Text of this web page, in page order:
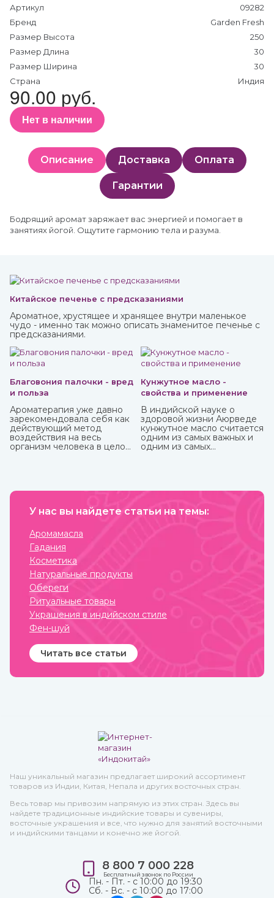
Артикул
09282
Бренд
Garden Fresh
Размер Высота
250
Размер Длина
30
Размер Ширина
30
Страна
Индия
90.00 руб.
Нет в наличии
Описание Доставка Оплата
Гарантии
Бодрящий аромат заряжает вас энергией и помогает в
занятиях йогой. Ощутите гармонию тела и разума.
Китайское печенье с предсказаниями
Ароматное, хрустящее и хранящее внутри маленькое
чудо - именно так можно описать знаменитое печенье с
предсказаниями.
Благовония палочки - вред
и польза
Ароматерапия уже давно
зарекомендовала себя как
действующий метод
воздействия на весь
организм человека в целом:
ароматерапии, бывают
разные составы.
приобрели благовония
палочки за свою простоту
использования и высокое
качество при весьма
приемлемой стоимости.
Кунжутное масло -
свойства и применение
В индийской науке о
здоровой жизни Аюрведе
кунжутное масло считается
одним из самых важных и
одним из самых
применения.
У нас вы найдете статьи на темы:
Аромамасла
Гадания
Косметика
Натуральные продукты
Обереги
Ритуальные товары
Украшения в индийском стиле
Фен-шуй
Читать все статьи
Наш уникальный магазин предлагает широкий ассортимент
товаров из Индии, Китая, Непала и других восточных стран.
Весь товар мы привозим напрямую из этих стран. Здесь вы
найдете традиционные индийские товары и сувениры,
восточные украшения и все, что нужно для занятий восточными
и индийскими танцами и конечно же йогой.
8 800 7 000 228
Бесплатный звонок по России
Пн. - Пт. - с 10:00 до 19:30
Сб. - Вс. - с 10:00 до 17:00